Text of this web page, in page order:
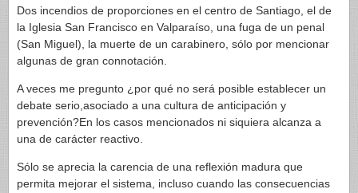
Dos incendios de proporciones en el centro de Santiago, el de
la Iglesia San Francisco en Valparaíso, una fuga de un penal
(San Miguel), la muerte de un carabinero, sólo por mencionar
algunas de gran connotación.
A veces me pregunto ¿por qué no será posible establecer un
debate serio,asociado a una cultura de anticipación y
prevención?En los casos mencionados ni siquiera alcanza a
una de carácter reactivo.
Sólo se aprecia la carencia de una reflexión madura que
permita mejorar el sistema, incluso cuando las consecuencias